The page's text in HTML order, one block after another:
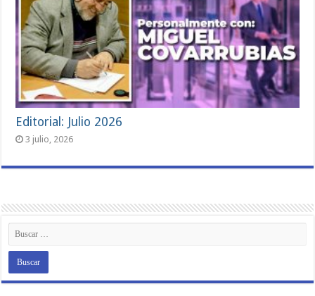
Editorial: Julio 2026
3 julio, 2026